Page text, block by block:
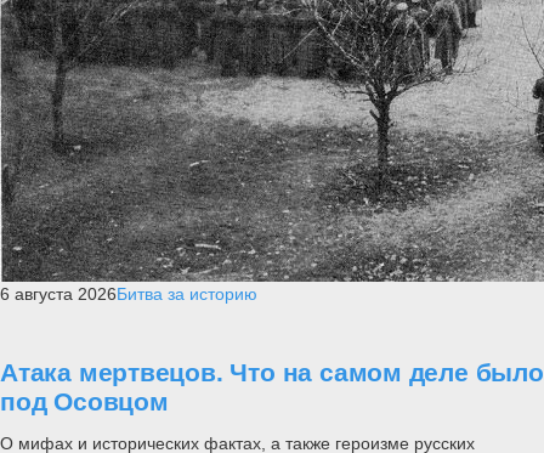
6 августа 2026Битва за историю
Атака мертвецов. Что на самом деле было
под Осовцом
О мифах и исторических фактах, а также героизме русских